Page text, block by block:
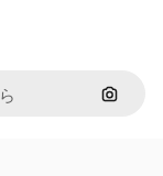
画像で